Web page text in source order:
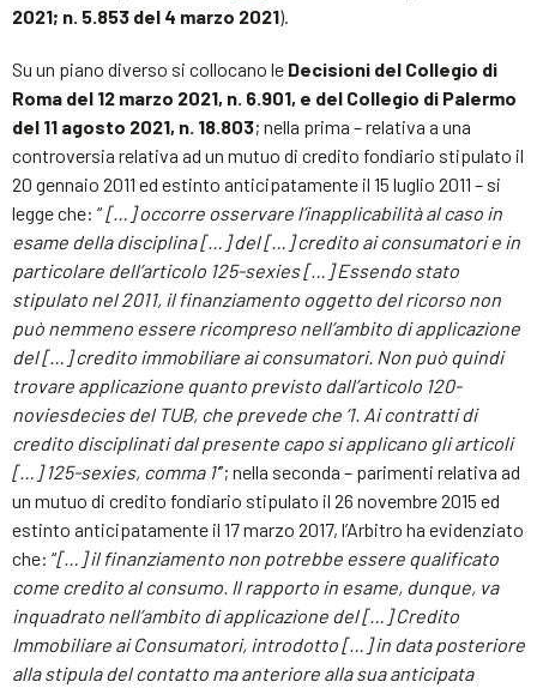
2021; n. 5.853 del 4 marzo 2021).
Su un piano diverso si collocano le Decisioni del Collegio di
Roma del 12 marzo 2021, n. 6.901, e del Collegio di Palermo
del 11 agosto 2021, n. 18.803; nella prima – relativa a una
controversia relativa ad un mutuo di credito fondiario stipulato il
20 gennaio 2011 ed estinto anticipatamente il 15 luglio 2011 – si
legge che: “[…]occorre osservare l’inapplicabilità al caso in
esame della disciplina […] del […] credito ai consumatori e in
particolare dell’articolo 125-sexies[…]Essendo stato
stipulato nel 2011, il finanziamento oggetto del ricorso non
può nemmeno essere ricompreso nell’ambito di applicazione
del […] credito immobiliare ai consumatori. Non può quindi
trovare applicazione quanto previsto dall’articolo 120-
noviesdecies del TUB, che prevede che ‘1. Ai contratti di
credito disciplinati dal presente capo si applicano gli articoli
[…] 125-sexies, comma 1’”; nella seconda – parimenti relativa ad
un mutuo di credito fondiario stipulato il 26 novembre 2015 ed
estinto anticipatamente il 17 marzo 2017, l’Arbitro ha evidenziato
che: “[…]il finanziamento non potrebbe essere qualificato
come credito al consumo. Il rapporto in esame, dunque, va
inquadrato nell’ambito di applicazione del […] Credito
Immobiliare ai Consumatori, introdotto […] in data posteriore
alla stipula del contatto ma anteriore alla sua anticipata